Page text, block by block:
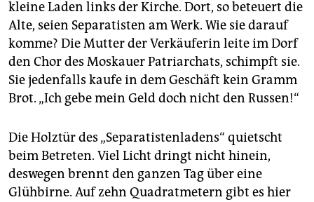
kleine Laden links der Kirche. Dort, so beteuert die
Alte, seien Separatisten am Werk. Wie sie darauf
komme? Die Mutter der Verkäuferin leite im Dorf
den Chor des Moskauer Patriarchats, schimpft sie.
Sie jedenfalls kaufe in dem Geschäft kein Gramm
Brot. „Ich gebe mein Geld doch nicht den Russen!“
Die Holztür des „Separatistenladens“ quietscht
beim Betreten. Viel Licht dringt nicht hinein,
deswegen brennt den ganzen Tag über eine
Glühbirne. Auf zehn Quadratmetern gibt es hier